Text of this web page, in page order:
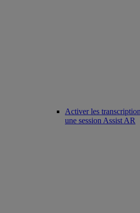
Activer les
une session Assist AR